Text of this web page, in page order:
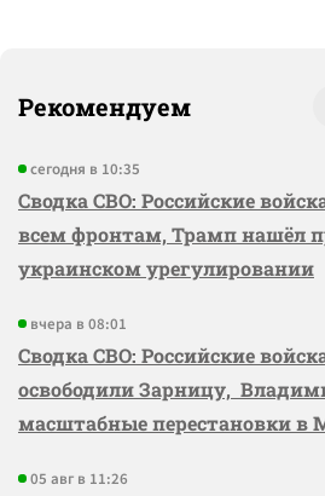
Рекомендуем
сегодня в 10:35
Сводка СВО: Российские
всем фронтам, Трамп нашёл
украинском урегулировании
вчера в 08:01
Сводка СВО: Российские
освободили Зарницу,
масштабные перестановки в
05 авг в 11:26